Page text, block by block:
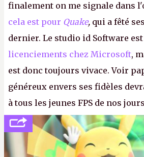
finalement on me signale dans
cela est pour Quake, qui a fêté
dernier. Le studio id Software est
licenciements chez Microsoft,
est donc toujours vivace. Voir
généreux envers ses fidèles
à tous les jeunes FPS de nos
politesse et le respect envers
anciens. Il leur faudrait une
consoles à ces petits cons !